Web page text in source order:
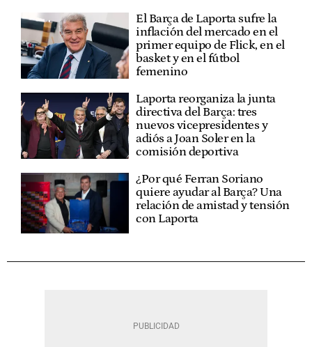
El Barça de Laporta sufre la
inflación del mercado en el
primer equipo de Flick, en el
basket y en el fútbol
femenino
Laporta reorganiza la junta
directiva del Barça: tres
nuevos vicepresidentes y
adiós a Joan Soler en la
comisión deportiva
¿Por qué Ferran Soriano
quiere ayudar al Barça? Una
relación de amistad y tensión
con Laporta